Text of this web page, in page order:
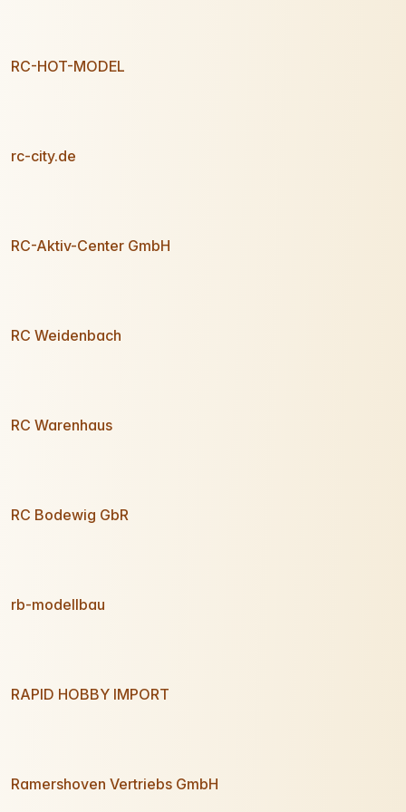
RC-HOT-MODEL
rc-city.de
RC-Aktiv-Center GmbH
RC Weidenbach
RC Warenhaus
RC Bodewig GbR
rb-modellbau
RAPID HOBBY IMPORT
Ramershoven Vertriebs GmbH